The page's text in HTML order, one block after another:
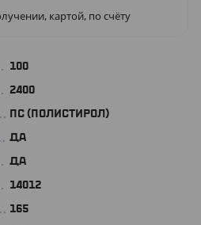
картой, по счёту
100
2400
ПС (ПОЛИСТИРОЛ)
ДА
Да
14012
165